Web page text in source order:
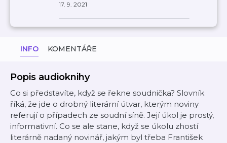
17. 9. 2021
INFO KOMENTÁŘE
Popis audioknihy
Co si představíte, když se řekne soudnička? Slovník
říká, že jde o drobný literární útvar, kterým noviny
referují o případech ze soudní síně. Její úkol je prostý,
informativní. Co se ale stane, když se úkolu zhostí
literárně nadaný novinář, jakým byl třeba František